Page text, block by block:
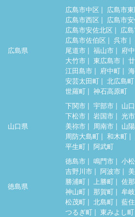
広島県
広島市中区 広島市
広島市西区
広島市
広島市安佐北区
広
広島市佐伯区
呉市
尾道市
福山市 府
大竹市
東広島市
江田島市
府中町
安芸太田町
北広島町
世羅町
神石高原町
山口県
下関市 宇部市 山
下松市
岩国市 光市
美祢市
周南市
山
周防大島町
和木町
平生町
阿武町
徳島県
徳島市 鳴門市 小
吉野川市
阿波市
勝浦町
上勝町 佐
神山町
那賀町 牟
松茂町
北島町 藍
つるぎ町
東みよし町